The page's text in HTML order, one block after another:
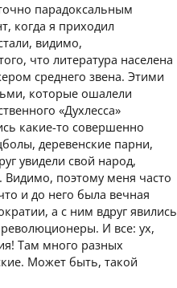
парадоксальным
когда я приходил
видимо,
что литература населена
среднего звена. Этими
которые ошалели
«Духлесса»
какие-то совершенно
деревенские парни,
увидели свой народ,
Видимо, поэтому меня часто
и до него была вечная
а с ним вдруг явились
И все: ух,
Там много разных
Может быть, такой